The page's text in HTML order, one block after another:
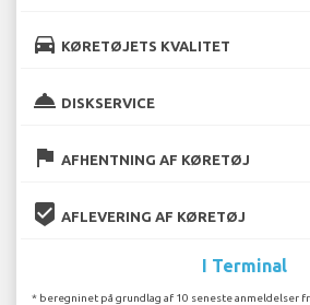
directions_car KØRETØJETS KVALITET
room_service DISKSERVICE
flag AFHENTNING AF KØRETØJ
beenhere AFLEVERING AF KØRETØJ
I Terminal
* beregninet på grundlag af 10 seneste anmeldelser